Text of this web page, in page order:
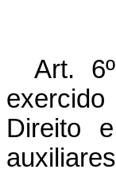
Art.
Direito